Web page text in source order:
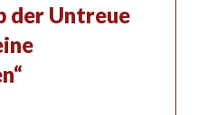
der Untreue